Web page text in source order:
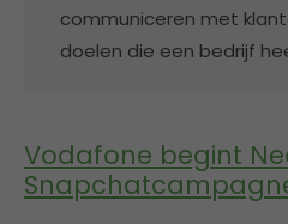
communiceren met
doelen die een bedrijf
Vodafone begint